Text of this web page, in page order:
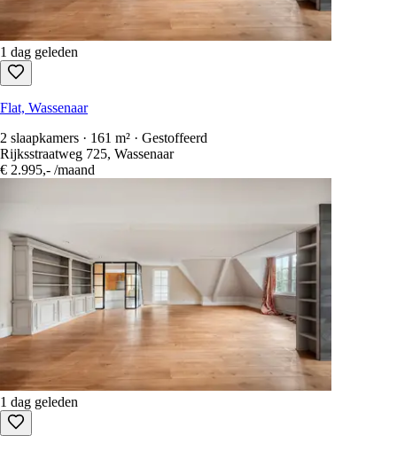
1 dag geleden
Flat, Wassenaar
2 slaapkamers · 161 m² · Gestoffeerd
Rijksstraatweg 725, Wassenaar
€ 2.995,- /maand
1 dag geleden